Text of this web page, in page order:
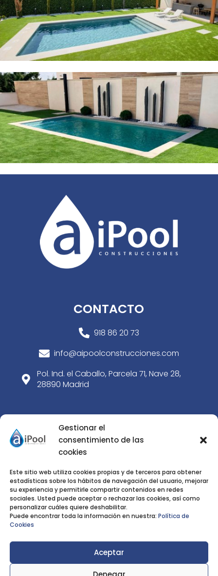
Gestionar el
consentimiento de las
cookies
Este sitio web utiliza cookies propias y de terceros para obtener
estadísticas sobre los hábitos de navegación del usuario, mejorar
su experiencia y permitirle compartir contenidos en redes
sociales. Usted puede aceptar o rechazar las cookies, así como
personalizar cuáles quiere deshabilitar.
Puede encontrar toda la información en nuestra: Política de
Cookies
Aceptar
CONTACTO
 918 86 20 73
 info@aipoolconstrucciones.com

Pol. Ind. el Caballo, Parcela 71, Nave 28,
28890 Madrid
SERVICIOS
Construcción de piscinas de obra
5Paisajismo
5Rehabilitación de piscinas
5Tienda
5Noticias